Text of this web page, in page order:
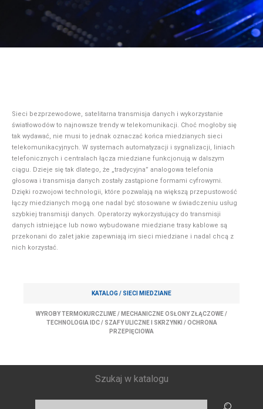
Sieci bezprzewodowe, satelitarna transmisja danych i wykorzystanie
światłowodów to najnowsze trendy w telekomunikacji. Choć mogłoby się
tak wydawać, nie musi to jednak oznaczać końca miedzianych sieci
telekomunikacyjnych. W systemach automatyzacji i sygnalizacji, liniach
telefonicznych i centralach łącza miedziane funkcjonują w dalszym
ciągu. Dzieje się tak dlatego, że „tradycyjna” analogowa telefonia
głosowa i transmisja danych zostały zastąpione formami cyfrowymi.
Dzięki rozwojowi technologii, które pozwalają na większą przepustowość
łączy miedzianych mogą one nadal być stosowane w świadczeniu usług
szybkiej transmisji danych. Operatorzy wykorzystujący do transmisji
danych istniejące lub nowo wybudowane miedziane trasy kablowe są
przekonani do zalet jakie zapewniają im sieci miedziane i nadal chcą z
nich korzystać.
KATALOG / SIECI MIEDZIANE
WYROBY TERMOKURCZLIWE/ MECHANICZNE OSŁONY ZŁĄCZOWE/
TECHNOLOGIA IDC/ SZAFY ULICZNE I SKRZYNKI /OCHRONA
PRZEPIĘCIOWA
Szukaj w katalogu